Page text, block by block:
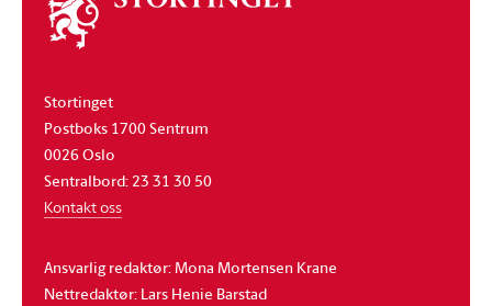
stortinget
Stortinget
Postboks 1700 Sentrum
0026 Oslo
Sentralbord: 23 31 30 50
Kontakt oss
Ansvarlig redaktør: Mona Mortensen Krane
Nettredaktør: Lars Henie Barstad